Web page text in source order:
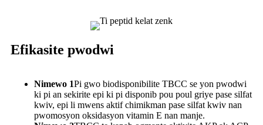
Efikasite pwodwi
Nimewo 1Pi gwo biodisponibilite TBCC se yon pwodwi
ki pi an sekirite epi ki pi disponib pou poul griye pase silfat
kwiv, epi li mwens aktif chimikman pase silfat kwiv nan
pwomosyon oksidasyon vitamin E nan manje.